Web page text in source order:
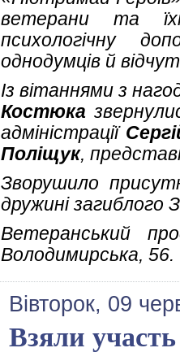
ветерани та
психологічну
однодумців й
Із вітаннями з
Костюка
адміністрації
Поліщук,
Зворушило
дружині загиблого
Ветеранський
Володимирська, 56.
Вівторок, 09
Взяли